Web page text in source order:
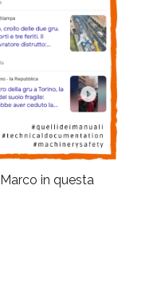
in questa